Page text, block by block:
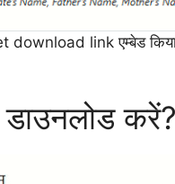
download link एम्बेड
करें?